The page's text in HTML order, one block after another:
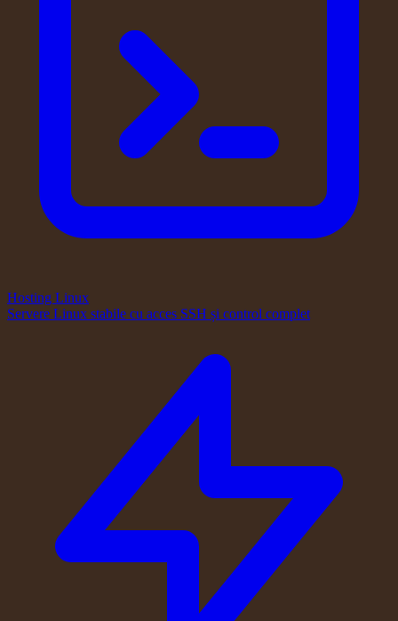
Hosting Linux
Servere Linux stabile cu acces SSH și control complet